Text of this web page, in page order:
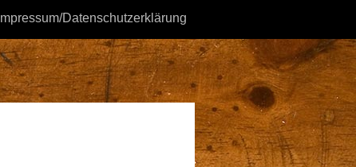
Impressum/Datenschutzerklärung